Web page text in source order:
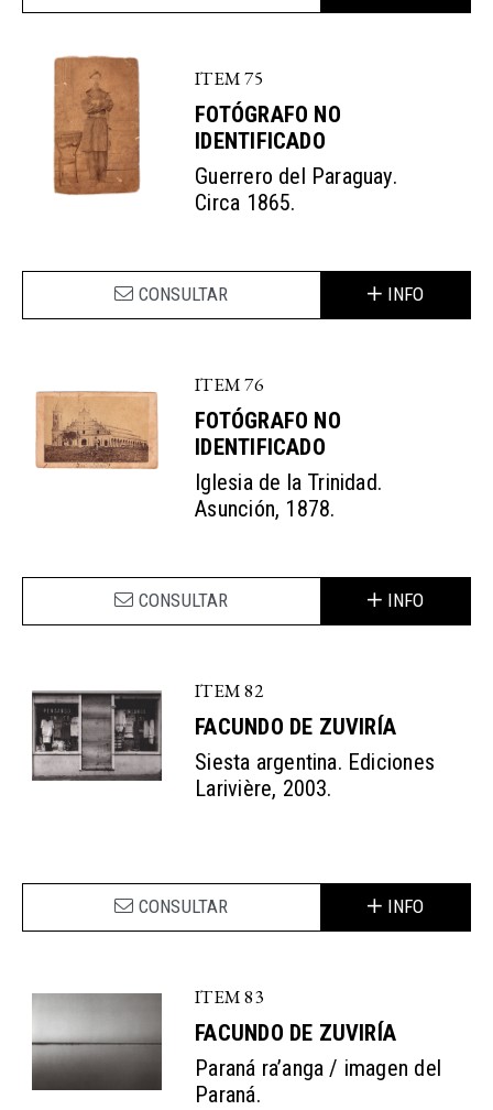
ITEM 75
FOTÓGRAFO NO
IDENTIFICADO
Guerrero del Paraguay.
Circa 1865.
CONSULTAR INFO
ITEM 76
FOTÓGRAFO NO
IDENTIFICADO
Iglesia de la Trinidad.
Asunción, 1878.
CONSULTAR INFO
ITEM 82
FACUNDO DE ZUVIRÍA
Siesta argentina. Ediciones
Larivière, 2003.
CONSULTAR INFO
ITEM 83
FACUNDO DE ZUVIRÍA
Paraná ra’anga / imagen del
Paraná.